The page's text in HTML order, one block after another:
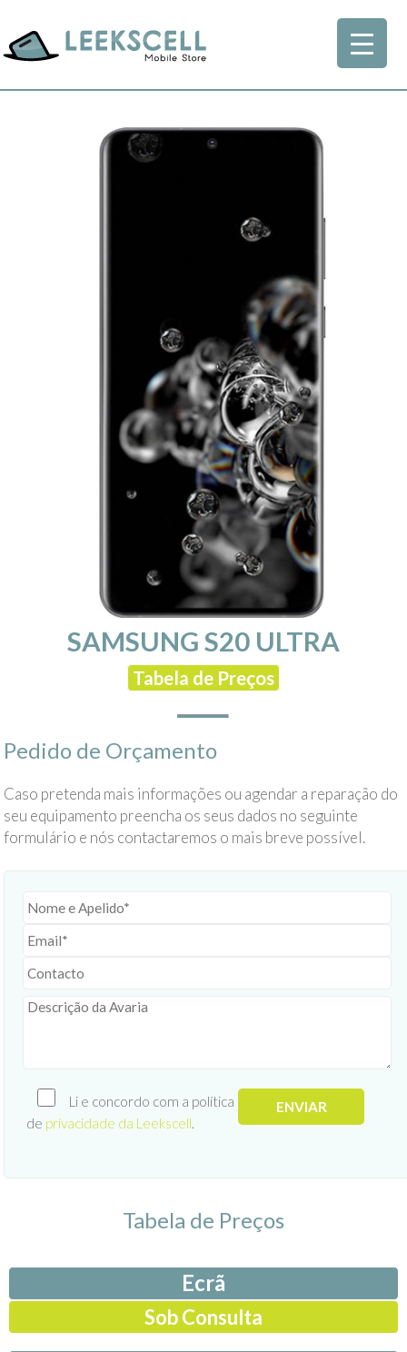
SAMSUNG S20 ULTRA
Tabela de Preços
Pedido de Orçamento
Caso pretenda mais informações ou agendar a reparação do
seu equipamento preencha os seus dados no seguinte
formulário e nós contactaremos o mais breve possível.
Li e concordo com a política
de privacidade da Leekscell.
Tabela de Preços
Ecrã
Sob Consulta